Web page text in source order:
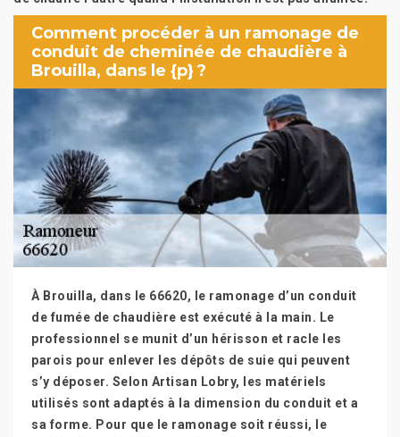
Comment procéder à un ramonage de
conduit de cheminée de chaudière à
Brouilla, dans le {p} ?
À Brouilla, dans le 66620, le ramonage d’un conduit
de fumée de chaudière est exécuté à la main. Le
professionnel se munit d’un hérisson et racle les
parois pour enlever les dépôts de suie qui peuvent
s’y déposer. Selon Artisan Lobry, les matériels
utilisés sont adaptés à la dimension du conduit et a
sa forme. Pour que le ramonage soit réussi, le